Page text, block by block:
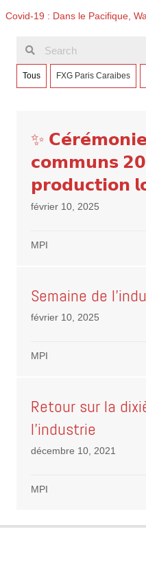
navigation
Covid-19 : Dans le Pacifique,
Tous FXG Paris Caraibes
✨
𝗰𝗼𝗺𝗺𝘂𝗻𝘀
𝗽𝗿𝗼𝗱𝘂𝗰𝘁𝗶𝗼𝗻
février 10, 2025
MPI
Semaine de
février 10, 2025
MPI
Retour sur la
l’industrie
décembre 10, 2021
MPI